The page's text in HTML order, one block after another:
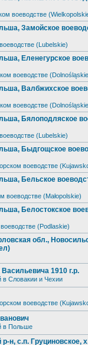
воеводстве
Замойское
(Lubelskie)
Еленегурское
воеводстве
Валбжихское
воеводстве
Бялоподляское
(Lubelskie)
Быдгощское
воеводстве
Бельское
воеводстве (Małopolskie)
Белостокское
(Podlaskie)
обл.,
1910 г.р.
в Словакии и Чехии
воеводстве
в Польше
н, с.п. Груциновское,